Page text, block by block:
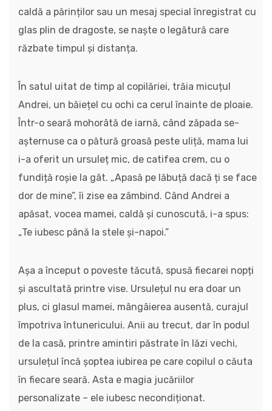
caldă a părinților sau un mesaj special înregistrat cu
glas plin de dragoste, se naște o legătură care
răzbate timpul și distanța.
În satul uitat de timp al copilăriei, trăia micuțul
Andrei, un băiețel cu ochi ca cerul înainte de ploaie.
Într-o seară mohorâtă de iarnă, când zăpada se-
așternuse ca o pătură groasă peste uliță, mama lui
i-a oferit un ursuleț mic, de catifea crem, cu o
fundiță roșie la gât. „Apasă pe lăbuță dacă ți se face
dor de mine”, îi zise ea zâmbind. Când Andrei a
apăsat, vocea mamei, caldă și cunoscută, i-a spus:
„Te iubesc până la stele și-napoi.”
Așa a început o poveste tăcută, spusă fiecarei nopți
și ascultată printre vise. Ursulețul nu era doar un
plus, ci glasul mamei, mângâierea ausentă, curajul
împotriva întunericului. Anii au trecut, dar în podul
de la casă, printre amintiri păstrate în lăzi vechi,
ursulețul încă șoptea iubirea pe care copilul o căuta
în fiecare seară. Asta e magia jucăriilor
personalizate – ele iubesc necondiționat.